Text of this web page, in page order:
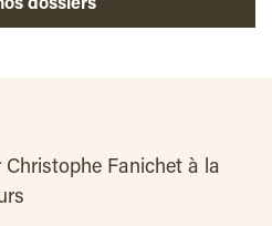
nos dossiers
Christophe Fanichet à la